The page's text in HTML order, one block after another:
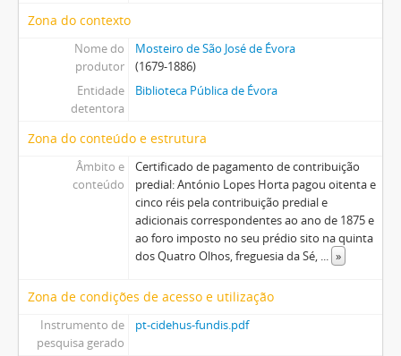
Zona do contexto
Nome do
produtor
Mosteiro de São José de Évora
(1679-1886)
Entidade
detentora
Biblioteca Pública de Évora
Zona do conteúdo e estrutura
Âmbito e
conteúdo
Certificado de pagamento de contribuição
predial: António Lopes Horta pagou oitenta e
cinco réis pela contribuição predial e
adicionais correspondentes ao ano de 1875 e
ao foro imposto no seu prédio sito na quinta
dos Quatro Olhos, freguesia da Sé, ... »
Zona de condições de acesso e utilização
Instrumento de
pesquisa gerado
pt-cidehus-fundis.pdf